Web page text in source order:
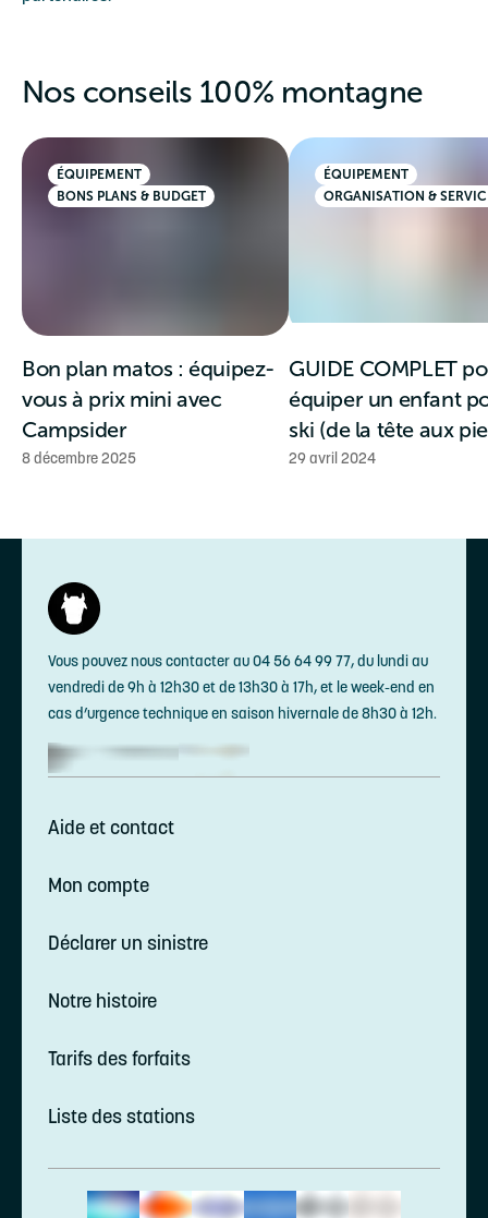
Nos conseils 100% montagne
ÉQUIPEMENT
BONS PLANS & BUDGET
Bon plan matos : équipez-
vous à prix mini avec
Campsider
8 décembre 2025
ÉQUIPEMENT
ORGANISATION &
GUIDE COMPLET
équiper un enfant
ski (de la tête aux
29 avril 2024
Vous pouvez nous contacter au 04 56 64 99 77, du lundi au
vendredi de 9h à 12h30 et de 13h30 à 17h, et le week-end en
cas d’urgence technique en saison hivernale de 8h30 à 12h.
Aide et contact
Mon compte
Déclarer un sinistre
Notre histoire
Tarifs des forfaits
Liste des stations